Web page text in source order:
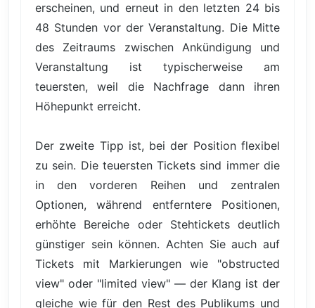
erscheinen, und erneut in den letzten 24 bis
48 Stunden vor der Veranstaltung. Die Mitte
des Zeitraums zwischen Ankündigung und
Veranstaltung ist typischerweise am
teuersten, weil die Nachfrage dann ihren
Höhepunkt erreicht.
Der zweite Tipp ist, bei der Position flexibel
zu sein. Die teuersten Tickets sind immer die
in den vorderen Reihen und zentralen
Optionen, während entferntere Positionen,
erhöhte Bereiche oder Stehtickets deutlich
günstiger sein können. Achten Sie auch auf
Tickets mit Markierungen wie "obstructed
view" oder "limited view" — der Klang ist der
gleiche wie für den Rest des Publikums und